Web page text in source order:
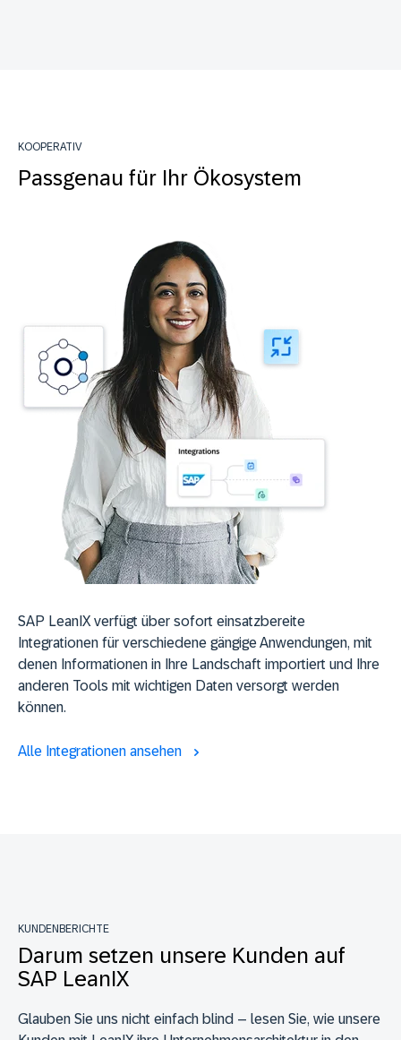
KOOPERATIV
Passgenau für Ihr Ökosystem
SAP LeanIX verfügt über sofort einsatzbereite
Integrationen für verschiedene gängige Anwendungen, mit
denen Informationen in Ihre Landschaft importiert und Ihre
anderen Tools mit wichtigen Daten versorgt werden
können.
Alle Integrationen ansehen
KUNDENBERICHTE
Darum setzen unsere Kunden auf
SAP LeanIX
Glauben Sie uns nicht einfach blind – lesen Sie, wie unsere